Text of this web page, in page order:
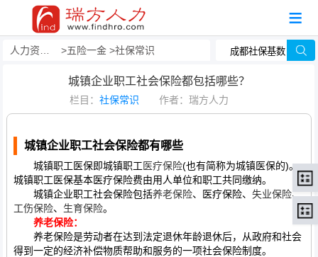
五险一金 社保常识
城镇企业职工社会保险都包括哪些？
栏目： 社保常识 作者：瑞方人力
城镇企业职工社会保险都有哪些
城镇职工医保即城镇职工医疗保险(也有简称为城镇医保的)。
城镇职工医保基本医疗保险费由用人单位和职工共同缴纳。
城镇企业职工社会保险包括养老保险、医疗保险、 失业保险、
工伤保险、 生育保险。
养老保险：
养老保险是劳动者在达到法定退休年龄退休后，从政府和社会
得到一定的经济补偿物质帮助和服务的一项社会保险制度。